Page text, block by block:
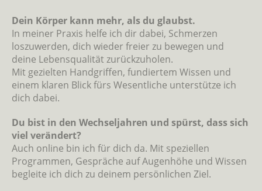
Dein Körper kann mehr, als du glaubst.
In meiner Praxis helfe ich dir dabei, Schmerzen
loszuwerden, dich wieder freier zu bewegen und
deine Lebensqualität zurückzuholen.
Mit gezielten Handgriffen, fundiertem Wissen und
einem klaren Blick fürs Wesentliche unterstütze ich
dich dabei.
Du bist in den Wechseljahren und spürst, dass sich
viel verändert?
Auch online bin ich für dich da. Mit speziellen
Programmen, Gespräche auf Augenhöhe und Wissen
begleite ich dich zu deinem persönlichen Ziel.